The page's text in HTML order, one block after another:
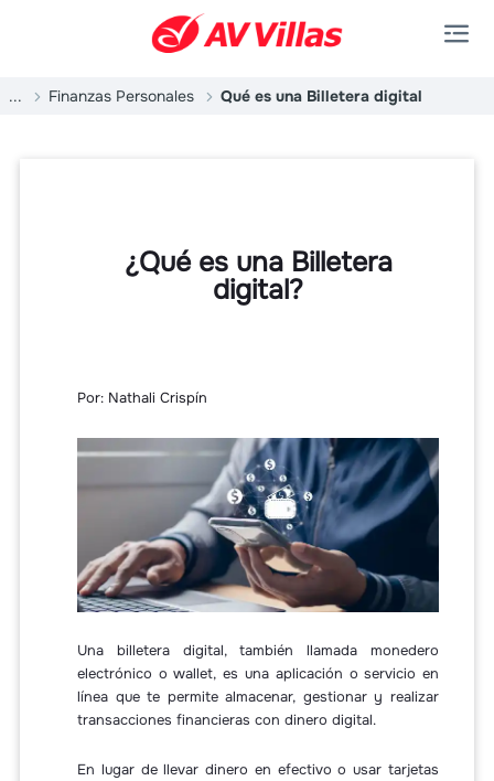
Saltar al contenido principal
... Finanzas Personales Qué es una Billetera digital
¿Qué es una Billetera
digital?
Por: Nathali Crispín
Una billetera digital, también llamada monedero
electrónico o wallet, es una aplicación o servicio en
línea que te permite almacenar, gestionar y realizar
transacciones financieras con dinero digital.
En lugar de llevar dinero en efectivo o usar tarjetas